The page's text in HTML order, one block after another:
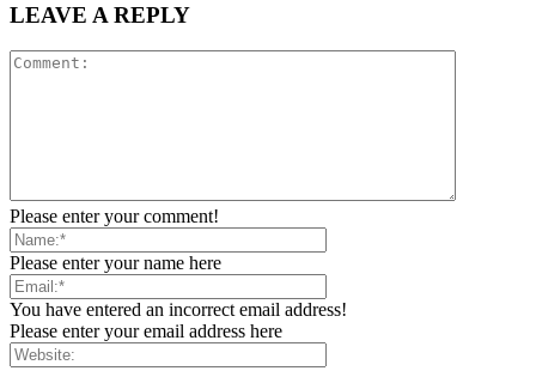
LEAVE A REPLY
Please enter your comment!
Please enter your name here
You have entered an incorrect email address!
Please enter your email address here